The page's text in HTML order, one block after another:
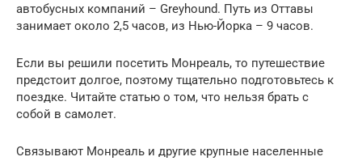
автобусных компаний – Greyhound. Путь из Оттавы
занимает около 2,5 часов, из Нью-Йорка – 9 часов.
Если вы решили посетить Монреаль, то путешествие
предстоит долгое, поэтому тщательно подготовьтесь к
поездке. Читайте статью о том, что нельзя брать с
собой в самолет.
Связывают Монреаль и другие крупные населенные